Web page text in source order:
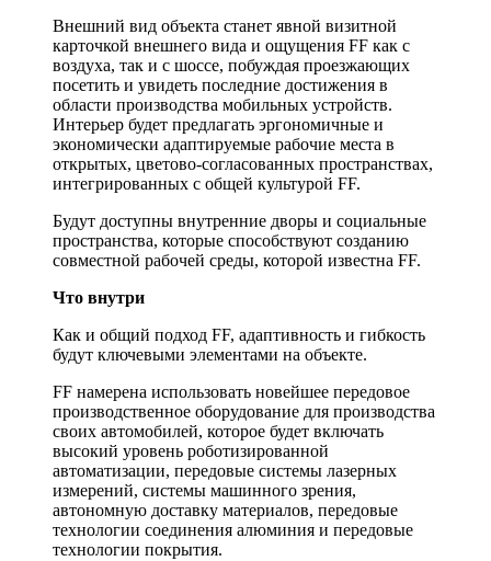
Внешний вид объекта станет явной визитной
карточкой внешнего вида и ощущения FF как с
воздуха, так и с шоссе, побуждая проезжающих
посетить и увидеть последние достижения в
области производства мобильных устройств.
Интерьер будет предлагать эргономичные и
экономически адаптируемые рабочие места в
открытых, цветово-согласованных пространствах,
интегрированных с общей культурой FF.
Будут доступны внутренние дворы и социальные
пространства, которые способствуют созданию
совместной рабочей среды, которой известна FF.
Что внутри
Как и общий подход FF, адаптивность и гибкость
будут ключевыми элементами на объекте.
FF намерена использовать новейшее передовое
производственное оборудование для производства
своих автомобилей, которое будет включать
высокий уровень роботизированной
автоматизации, передовые системы лазерных
измерений, системы машинного зрения,
автономную доставку материалов, передовые
технологии соединения алюминия и передовые
технологии покрытия.